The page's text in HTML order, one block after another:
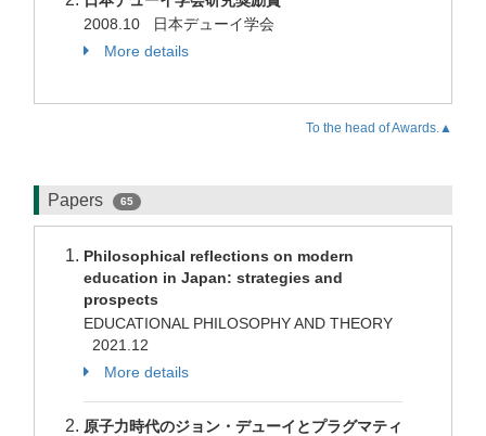
2008.10 日本デューイ学会
More details
To the head of Awards.▲
Papers 65
Philosophical reflections on modern
education in Japan: strategies and
prospects
EDUCATIONAL PHILOSOPHY AND THEORY
2021.12
More details
原子力時代のジョン・デューイとプラグマティ